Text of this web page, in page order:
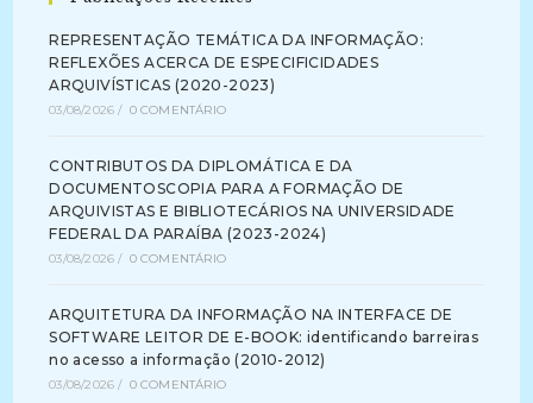
REPRESENTAÇÃO TEMÁTICA DA INFORMAÇÃO:
REFLEXÕES ACERCA DE ESPECIFICIDADES
ARQUIVÍSTICAS (2020-2023)
03/08/2026 / 0 COMENTÁRIO
CONTRIBUTOS DA DIPLOMÁTICA E DA
DOCUMENTOSCOPIA PARA A FORMAÇÃO DE
ARQUIVISTAS E BIBLIOTECÁRIOS NA UNIVERSIDADE
FEDERAL DA PARAÍBA (2023-2024)
03/08/2026 / 0 COMENTÁRIO
ARQUITETURA DA INFORMAÇÃO NA INTERFACE DE
SOFTWARE LEITOR DE E-BOOK: identificando barreiras
no acesso a informação (2010-2012)
03/08/2026 / 0 COMENTÁRIO